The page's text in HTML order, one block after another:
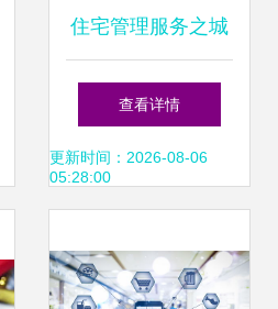
住宅管理服务之城
市租赁指南 优化您
的租赁体验
查看详情
更新时间：2026-08-06
05:28:00